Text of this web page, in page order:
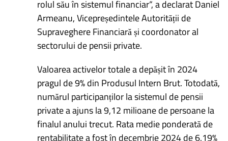
rolul său în sistemul financiar“, a declarat Daniel
Armeanu, Vicepreședintele Autorității de
Supraveghere Financiară și coordonator al
sectorului de pensii private.
Valoarea activelor totale a depășit în 2024
pragul de 9% din Produsul Intern Brut. Totodată,
numărul participanților la sistemul de pensii
private a ajuns la 9,12 milioane de persoane la
finalul anului trecut. Rata medie ponderată de
rentabilitate a fost în decembrie 2024 de 6,19%